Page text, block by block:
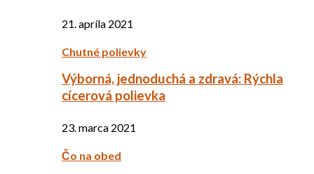
21. apríla 2021
Chutné polievky
Výborná, jednoduchá a zdravá: Rýchla
cícerová polievka
23. marca 2021
Čo na obed